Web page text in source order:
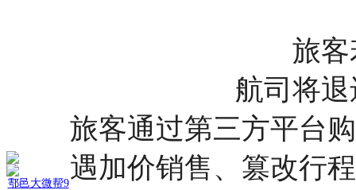
鄠邑大微帮9
旅
航司将
旅客通过第三方平台
遇加价销售、篡改行